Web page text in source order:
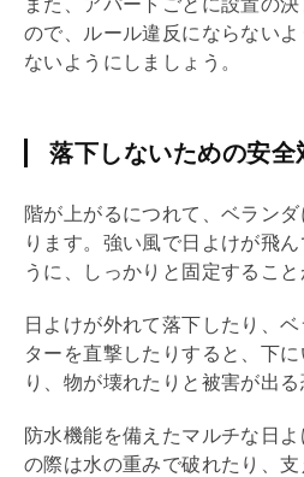
ので、ルール違反にならない
ないようにしましょう。
落下しないための安全
階が上がるにつれて、ベラン
ります。強い風で日よけが飛
うに、しっかりと固定すること
日よけが外れて落下したり、
ターを直撃したりすると、下
り、物が壊れたりと被害が出る
防水機能を備えたマルチな日
の際は水の重みで破れたり、